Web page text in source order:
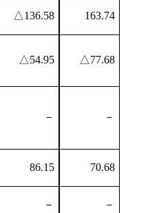
△136.58 163.74
△54.95 △77.68
－ －
86.15 70.68
－ －